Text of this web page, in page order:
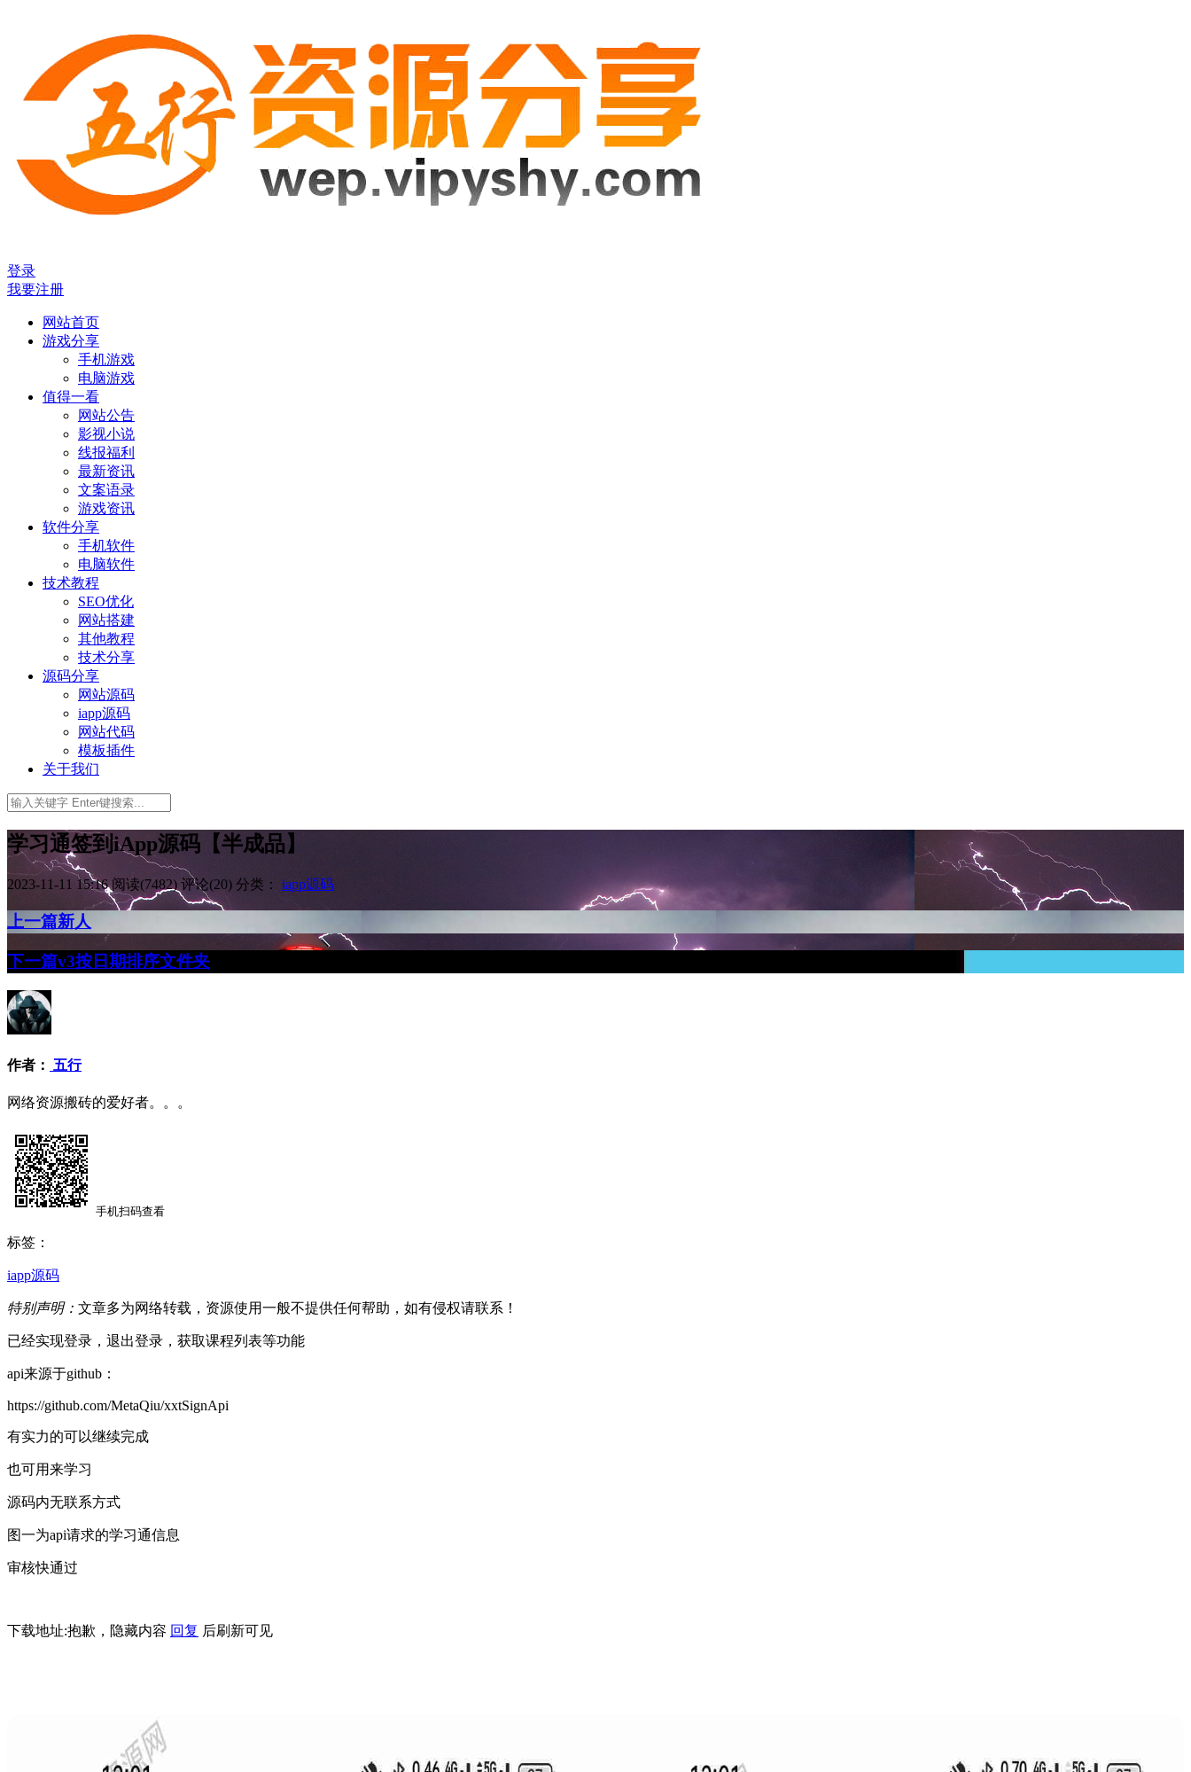
登录
我要注册
网站首页
游戏分享
手机游戏
电脑游戏
值得一看
网站公告
影视小说
线报福利
最新资讯
文案语录
游戏资讯
软件分享
手机软件
电脑软件
技术教程
SEO优化
网站搭建
其他教程
技术分享
源码分享
网站源码
iapp源码
网站代码
模板插件
关于我们
学习通签到iApp源码【半成品】
2023-11-11 15:16 阅读(7482) 评论(20) 分类： iapp源码
上一篇新人
下一篇v3按日期排序文件夹
作者： 五行
网络资源搬砖的爱好者。。。
手机扫码查看
标签：
iapp源码
特别声明： 文章多为网络转载，资源使用一般不提供任何帮助，如有侵权请联系！
已经实现登录，退出登录，获取课程列表等功能
api来源于github：
https://github.com/MetaQiu/xxtSignApi
有实力的可以继续完成
也可用来学习
源码内无联系方式
图一为api请求的学习通信息
审核快通过
下载地址:抱歉，隐藏内容 回复 后刷新可见